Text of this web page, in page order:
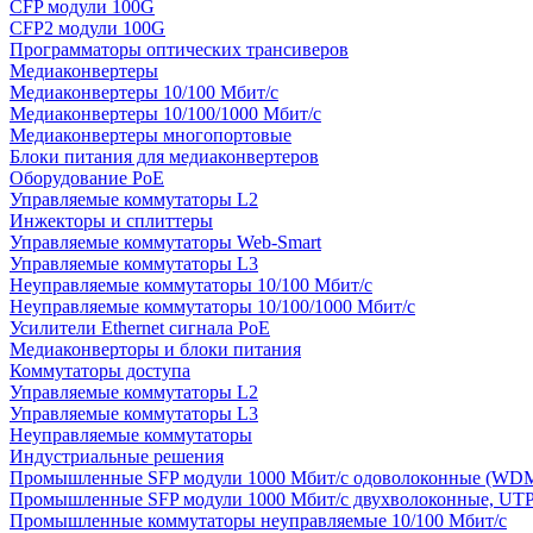
CFP модули 100G
CFP2 модули 100G
Программаторы оптических трансиверов
Медиаконвертеры
Медиаконвертеры 10/100 Мбит/с
Медиаконвертеры 10/100/1000 Мбит/c
Медиаконвертеры многопортовые
Блоки питания для медиаконвертеров
Оборудование PoE
Управляемые коммутаторы L2
Инжекторы и сплиттеры
Управляемые коммутаторы Web-Smart
Управляемые коммутаторы L3
Неуправляемые коммутаторы 10/100 Мбит/с
Неуправляемые коммутаторы 10/100/1000 Мбит/с
Усилители Ethernet сигнала PoE
Медиаконверторы и блоки питания
Коммутаторы доступа
Управляемые коммутаторы L2
Управляемые коммутаторы L3
Неуправляемые коммутаторы
Индустриальные решения
Промышленные SFP модули 1000 Мбит/c одоволоконные
Промышленные SFP модули 1000 Мбит/c двухволоконные,
Промышленные коммутаторы неуправляемые 10/100 Мбит/с